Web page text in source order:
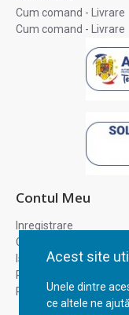
Acest site
Unele dintre
ce altele ne
Cum comand - Livrare
Cum comand - Livrare
Contul Meu
Inregistrare
Contul meu
Istoric comenzi
Recuperare parola
Returnare produs